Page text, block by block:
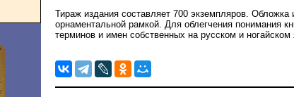
Тираж издания составляет 700 экземпляров.
орнаментальной рамкой. Для облегчения понимания
терминов и имен собственных на русском и ногайском